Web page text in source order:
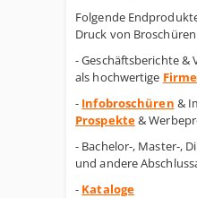
Folgende
Druck von
- Geschäftsberichte
als hochwertige
- Infobroschüren &
Prospekte&
- Bachelor-, Master-,
und andere
- Kataloge